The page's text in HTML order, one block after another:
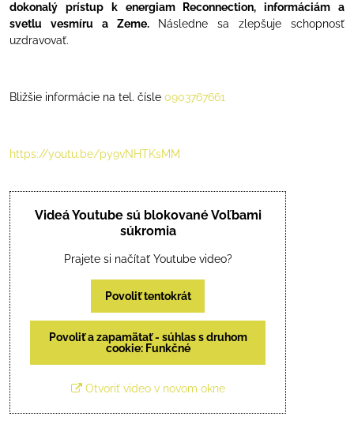
dokonalý prístup k energiam Reconnection, informáciám a
svetlu vesmíru a Zeme.Následne sa zlepšuje schopnosť
uzdravovať.
Bližšie informácie na tel. čísle 0903767661
https://youtu.be/py9vNHTKsMM
Videá Youtube sú blokované Voľbami
súkromia
Prajete si načítať Youtube video?
Povoliť tentokrát
Povoliť a zapamätať - súhlas s druhom
cookie: Funkčné
Otvoriť video v novom okne